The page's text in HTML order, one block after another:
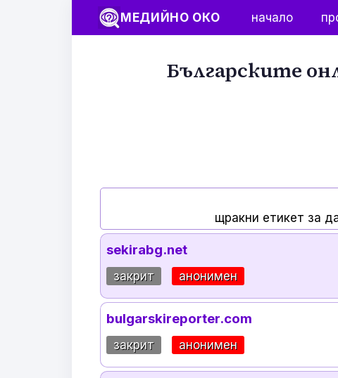
МЕДИЙНО ОКО начало
Българските
щракни етикет за
sekirabg.net
закрит анонимен
bulgarskireporter.com
закрит анонимен